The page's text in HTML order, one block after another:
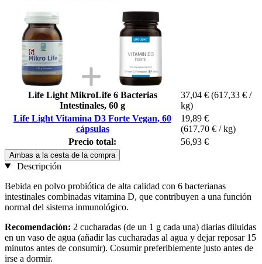
Life Light MikroLife 6 Bacterias
Intestinales, 60 g
37,04 € (617,33 € /
kg)
Life Light Vitamina D3 Forte Vegan, 60
cápsulas
19,89 €
(617,70 € / kg)
Precio total:
56,93 €
Ambas a la cesta de la compra
Descripción
Bebida en polvo probiótica de alta calidad con 6 bacterianas
intestinales combinadas vitamina D, que contribuyen a una función
normal del sistema inmunológico.
Recomendación: 2 cucharadas (de un 1 g cada una) diarias diluidas
en un vaso de agua (añadir las cucharadas al agua y dejar reposar 15
minutos antes de consumir). Cosumir preferiblemente justo antes de
irse a dormir.